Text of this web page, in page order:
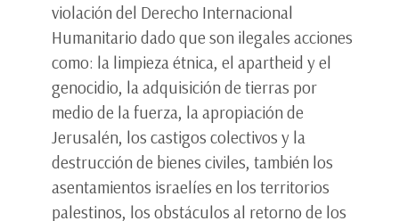
violación del Derecho Internacional
Humanitario dado que son ilegales acciones
como: la limpieza étnica, el apartheid y el
genocidio, la adquisición de tierras por
medio de la fuerza, la apropiación de
Jerusalén, los castigos colectivos y la
destrucción de bienes civiles, también los
asentamientos israelíes en los territorios
palestinos, los obstáculos al retorno de los